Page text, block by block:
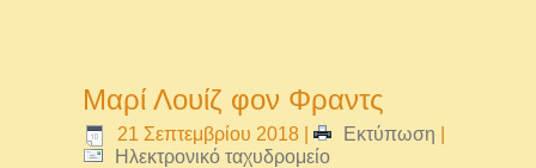
Μαρί Λουίζ φον Φραντς
21 Σεπτεμβρίου 2018 | Εκτύπωση
Ηλεκτρονικό ταχυδρομείο